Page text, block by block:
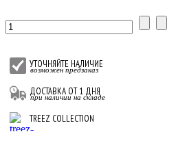
УТОЧНЯЙТЕ НАЛИЧИЕ
возможен предзаказ
ДОСТАВКА ОТ 1 ДНЯ
при наличии на складе
TREEZ COLLECTION